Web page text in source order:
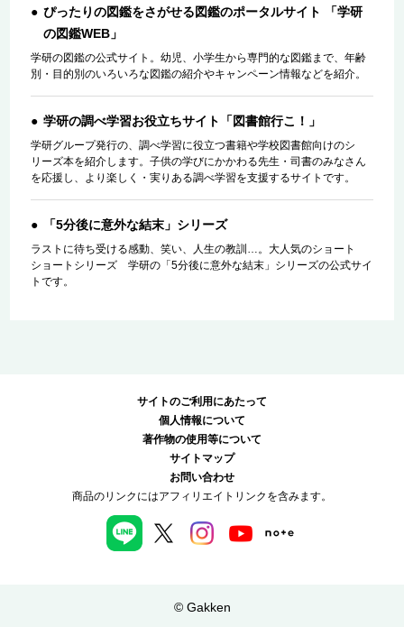
ぴったりの図鑑をさがせる図鑑のポータルサイト 「学研
の図鑑WEB」
学研の図鑑の公式サイト。幼児、小学生から専門的な図鑑まで、年齢
別・目的別のいろいろな図鑑の紹介やキャンペーン情報などを紹介。
学研の調べ学習お役立ちサイト「図書館行こ！」
学研グループ発行の、調べ学習に役立つ書籍や学校図書館向けのシ
リーズ本を紹介します。子供の学びにかかわる先生・司書のみなさん
を応援し、より楽しく・実りある調べ学習を支援するサイトです。
「5分後に意外な結末」シリーズ
ラストに待ち受ける感動、笑い、人生の教訓…。大人気のショート
ショートシリーズ 学研の「5分後に意外な結末」シリーズの公式サイ
トです。
サイトのご利用にあたって
個人情報について
著作物の使用等について
サイトマップ
お問い合わせ
商品のリンクにはアフィリエイトリンクを含みます。
© Gakken